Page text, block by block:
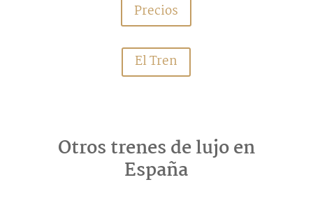
Precios
El Tren
Otros trenes de lujo en
España